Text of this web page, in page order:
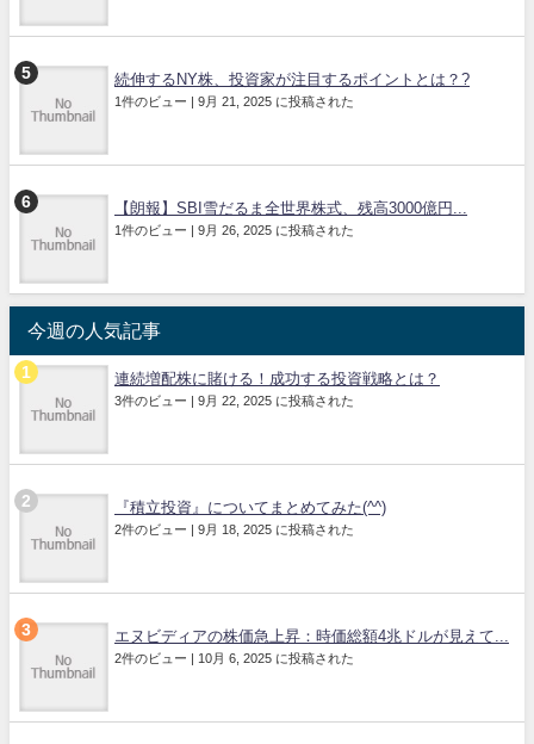
続伸するNY株、投資家が注目するポイントとは？?
1件のビュー | 9月 21, 2025 に投稿された
【朗報】SBI雪だるま全世界株式、残高3000億円...
1件のビュー | 9月 26, 2025 に投稿された
今週の人気記事
連続増配株に賭ける！成功する投資戦略とは？
3件のビュー | 9月 22, 2025 に投稿された
『積立投資』についてまとめてみた(^^)
2件のビュー | 9月 18, 2025 に投稿された
エヌビディアの株価急上昇：時価総額4兆ドルが見えて...
2件のビュー | 10月 6, 2025 に投稿された